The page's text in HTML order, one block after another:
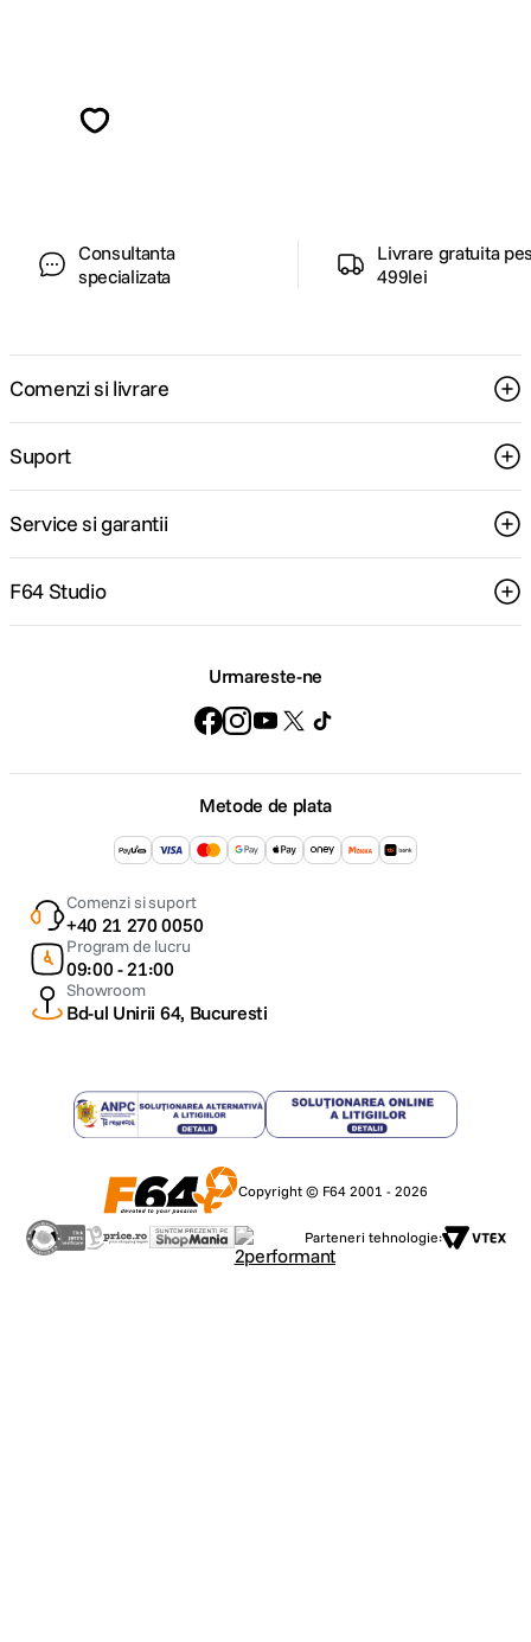
Consultanta
specializata
Livrare gratuita
499lei
Comenzi si livrare
Suport
Service si garantii
F64 Studio
Urmareste-ne
Metode de plata
Comenzi si suport
+40 21 270 0050
Program de lucru
09:00 - 21:00
Showroom
Bd-ul Unirii 64, Bucuresti
Copyright © F64 2001 - 2026
Parteneri tehnologie: